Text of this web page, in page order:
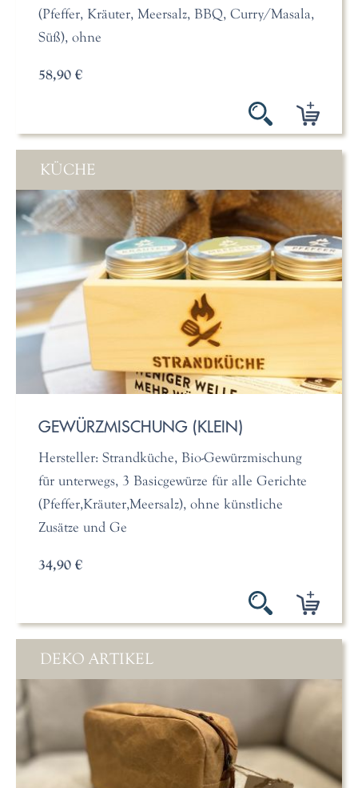
(Pfeffer, Kräuter, Meersalz, BBQ, Curry/Masala,
Süß), ohne
58,90 €
KÜCHE
GEWÜRZMISCHUNG (KLEIN)
Hersteller: Strandküche, Bio-Gewürzmischung
für unterwegs, 3 Basicgewürze für alle Gerichte
(Pfeffer,Kräuter,Meersalz), ohne künstliche
Zusätze und Ge
34,90 €
DEKO ARTIKEL